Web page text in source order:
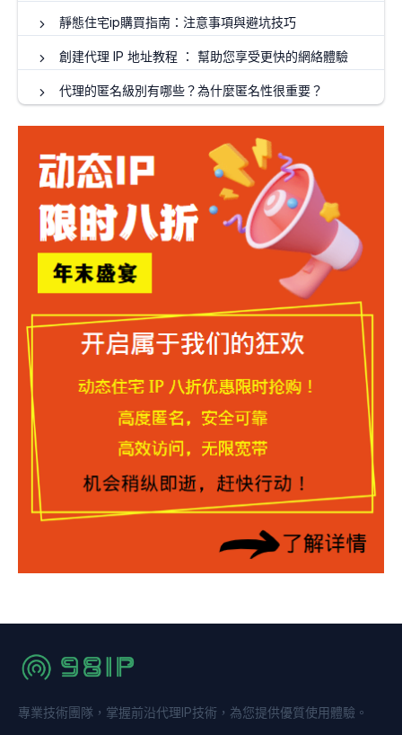
靜態住宅ip購買指南：注意事項與避坑技巧
創建代理 IP 地址教程 ： 幫助您享受更快的網絡體驗
代理的匿名級別有哪些？為什麼匿名性很重要？
專業技術團隊，掌握前沿代理IP技術，為您提供優質使用體驗。